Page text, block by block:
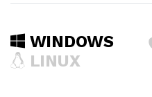
WINDOWS
LINUX